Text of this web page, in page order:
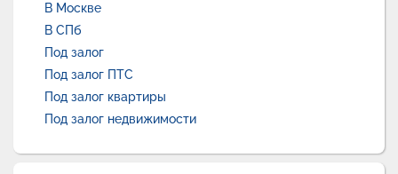
В Москве
В СПб
Под залог
Под залог ПТС
Под залог квартиры
Под залог недвижимости